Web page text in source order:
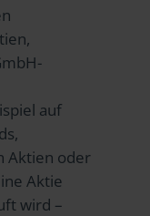
auf
Aktien oder
Aktie
wird –